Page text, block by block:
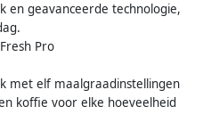
en geavanceerde technologie,
Pro
met elf maalgraadinstellingen
koffie voor elke hoeveelheid